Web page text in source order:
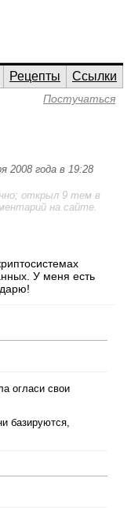
Рецепты
Ссылки
Постучаться
2008 года в 19:28
открыл 9 тем в
на сайте.
У меня есть
огласи свои
базируются,